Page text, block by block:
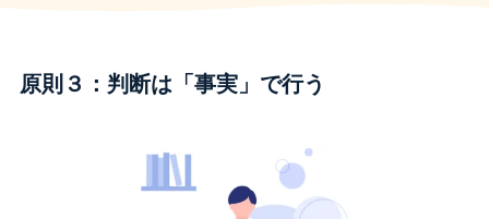
原則３：判断は「事実」で行う